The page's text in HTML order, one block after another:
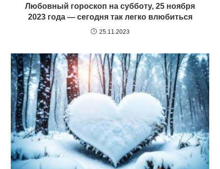
Любовный гороскоп на субботу, 25 ноября
2023 года — сегодня так легко влюбиться
25.11.2023